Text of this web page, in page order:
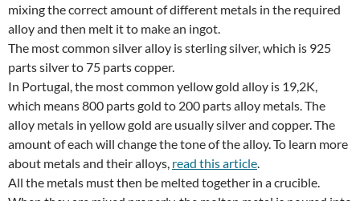
mixing the correct amount of different metals in the required
alloy and then melt it to make an ingot.
The most common silver alloy is sterling silver, which is 925
parts silver to 75 parts copper.
In Portugal, the most common yellow gold alloy is 19,2K,
which means 800 parts gold to 200 parts alloy metals. The
alloy metals in yellow gold are usually silver and copper. The
amount of each will change the tone of the alloy. To learn more
about metals and their alloys, read this article
All the metals must then be melted together in a crucible.